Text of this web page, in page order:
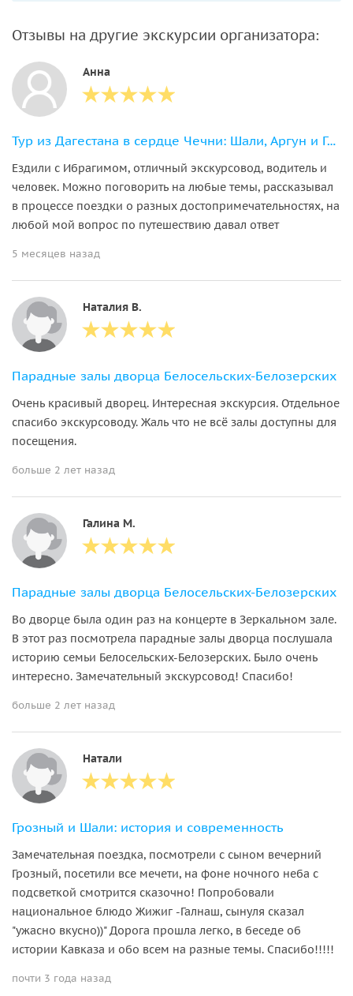
Отзывы на другие экскурсии организатора:
Анна
Тур из Дагестана в сердце Чечни: Шали, Аргун и Грозный
Ездили с Ибрагимом, отличный экскурсовод, водитель и
человек. Можно поговорить на любые темы, рассказывал
в процессе поездки о разных достопримечательностях, на
любой мой вопрос по путешествию давал ответ
5 месяцев назад
Наталия В.
Парадные залы дворца Белосельских-Белозерских
Очень красивый дворец. Интересная экскурсия. Отдельное
спасибо экскурсоводу. Жаль что не всё залы доступны для
посещения.
больше 2 лет назад
Галина М.
Парадные залы дворца Белосельских-Белозерских
Во дворце была один раз на концерте в Зеркальном зале.
В этот раз посмотрела парадные залы дворца послушала
историю семьи Белосельских-Белозерских. Было очень
интересно. Замечательный экскурсовод! Спасибо!
больше 2 лет назад
Натали
Грозный и Шали: история и современность
Замечательная поездка, посмотрели с сыном вечерний
Грозный, посетили все мечети, на фоне ночного неба с
подсветкой смотрится сказочно! Попробовали
национальное блюдо Жижиг -Галнаш, сынуля сказал
"ужасно вкусно))" Дорога прошла легко, в беседе об
истории Кавказа и обо всем на разные темы. Спасибо!!!!!
почти 3 года назад